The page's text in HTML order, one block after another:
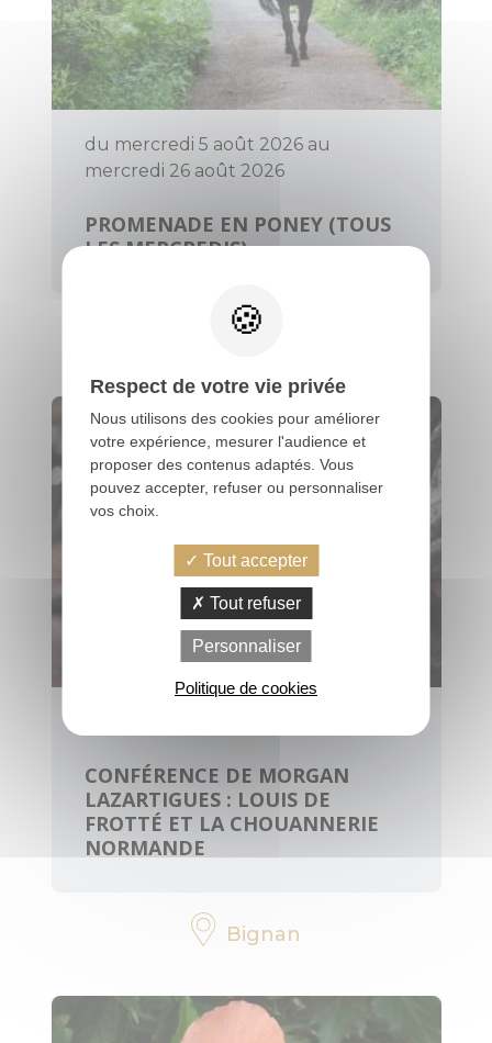
horaires
nous
responsable
du mercredi 5 août 2026 au
mercredi 26 août 2026
PROMENADE EN PONEY (TOUS
LES MERCREDIS)
Évellys
CONFÉRENCE DE MORGAN
LAZARTIGUES : LOUIS DE
FROTTÉ ET LA CHOUANNERIE
NORMANDE
Bignan
Respect de votre vie privée
Nous utilisons des cookies pour améliorer
votre expérience, mesurer l'audience et
proposer des contenus adaptés. Vous
pouvez accepter, refuser ou personnaliser
vos choix.
Tout accepter
Tout refuser
Personnaliser
Politique de cookies